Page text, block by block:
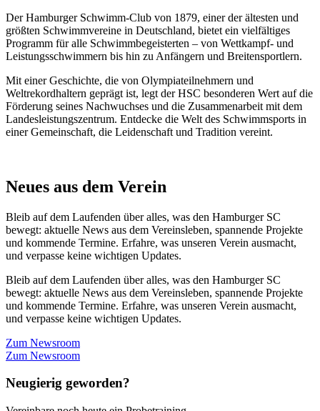
Der Hamburger Schwimm-Club von 1879, einer der ältesten und
größten Schwimmvereine in Deutschland, bietet ein vielfältiges
Programm für alle Schwimmbegeisterten – von Wettkampf- und
Leistungsschwimmern bis hin zu Anfängern und Breitensportlern.
Mit einer Geschichte, die von Olympiateilnehmern und
Weltrekordhaltern geprägt ist, legt der HSC besonderen Wert auf die
Förderung seines Nachwuchses und die Zusammenarbeit mit dem
Landesleistungszentrum. Entdecke die Welt des Schwimmsports in
einer Gemeinschaft, die Leidenschaft und Tradition vereint.
Neues aus dem Verein
Bleib auf dem Laufenden über alles, was den Hamburger SC
bewegt: aktuelle News aus dem Vereinsleben, spannende Projekte
und kommende Termine. Erfahre, was unseren Verein ausmacht,
und verpasse keine wichtigen Updates.
Bleib auf dem Laufenden über alles, was den Hamburger SC
bewegt: aktuelle News aus dem Vereinsleben, spannende Projekte
und kommende Termine. Erfahre, was unseren Verein ausmacht,
und verpasse keine wichtigen Updates.
Zum Newsroom
Zum Newsroom
Neugierig geworden?